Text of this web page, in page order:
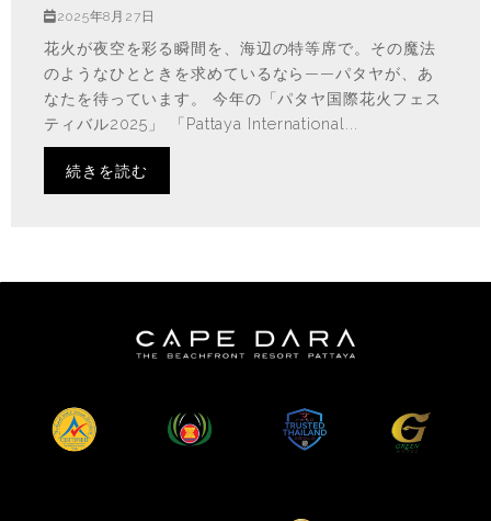
2025年8月27日
花火が夜空を彩る瞬間を、海辺の特等席で。その魔法
のようなひとときを求めているなら——パタヤが、あ
なたを待っています。 今年の「パタヤ国際花火フェス
ティバル2025」 「Pattaya International...
続きを読む